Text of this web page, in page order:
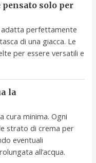
pensato solo per
adatta perfettamente
di una giacca. Le
per essere versatili e
la
cura minima. Ogni
strato di crema per
eventuali
all’acqua.